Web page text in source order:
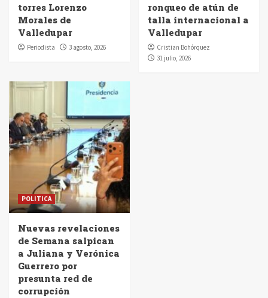
torres Lorenzo
Morales de
Valledupar
Periodista 3 agosto, 2026
ronqueo de atún de
talla internacional a
Valledupar
Cristian Bohórquez
31 julio, 2026
POLITICA
Nuevas revelaciones
de Semana salpican
a Juliana y Verónica
Guerrero por
presunta red de
corrupción